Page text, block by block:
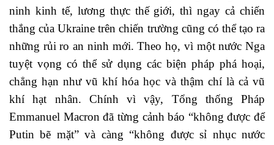
ninh kinh tế, lương thực thế giới, thì ngay cả chiến
thắng của Ukraine trên chiến trường cũng có thể tạo ra
những rủi ro an ninh mới. Theo họ, vì một nước Nga
tuyệt vọng có thể sử dụng các biện pháp phá hoại,
chẳng hạn như vũ khí hóa học và thậm chí là cả vũ
khí hạt nhân. Chính vì vậy, Tổng thống Pháp
Emmanuel Macron đã từng cảnh báo “không được để
Putin bẽ mặt” và càng “không được sỉ nhục nước